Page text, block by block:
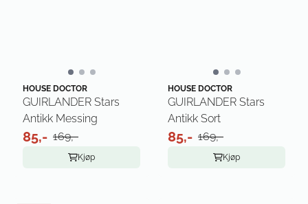
HOUSE DOCTOR
GUIRLANDER Stars
Antikk Messing
85,- 169,-
Kjøp
HOUSE DOCTOR
GUIRLANDER Stars
Antikk Sort
85,- 169,-
Kjøp